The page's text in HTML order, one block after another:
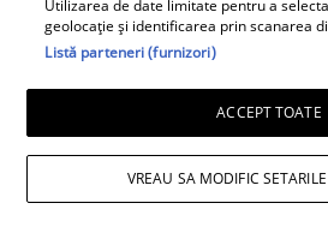
Topul alimentelor din
supermarket
Utilizarea de date limitate pentru a
geolocație și identificarea prin scanarea
Listă parteneri (furnizori)
ACCEPT TOATE
VREAU SA MODIFIC